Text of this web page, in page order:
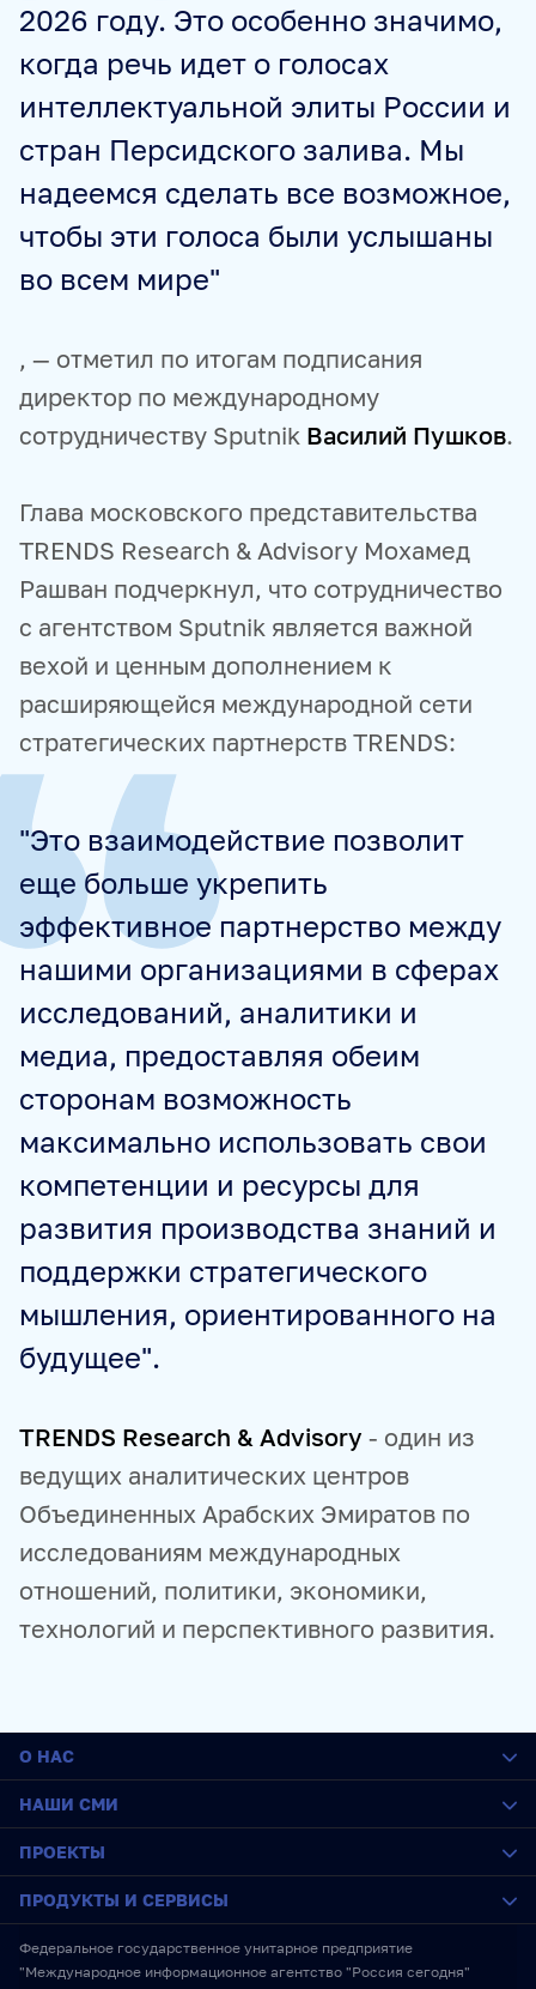
RU ENG 中文
2026 году. Это особенно значимо,
когда речь идет о голосах
интеллектуальной элиты России и
стран Персидского залива. Мы
надеемся сделать все возможное,
чтобы эти голоса были услышаны
во всем мире"
, — отметил по итогам подписания
директор по международному
сотрудничеству Sputnik Василий Пушков.
Глава московского представительства
TRENDS Research & Advisory Мохамед
Рашван подчеркнул, что сотрудничество
с агентством Sputnik является важной
вехой и ценным дополнением к
расширяющейся международной сети
стратегических партнерств TRENDS:
"Это взаимодействие позволит
еще больше укрепить
эффективное партнерство между
нашими организациями в сферах
исследований, аналитики и
медиа, предоставляя обеим
сторонам возможность
максимально использовать свои
компетенции и ресурсы для
развития производства знаний и
поддержки стратегического
мышления, ориентированного на
будущее".
TRENDS Research & Advisory - один из
ведущих аналитических центров
Объединенных Арабских Эмиратов по
исследованиям международных
отношений, политики, экономики,
технологий и перспективного развития.
О НАС
История
Руководство
Стажировка
Новости
Награды
НАШИ СМИ
Sputnik
ИноСМИ
Baltnews
ТОК и КОТ
ПРОЕКТЫ
Конкурс имени Стенина
Пожалуйста, дышите!
Нюрнберг. Начало мира
ПРОДУКТЫ И СЕРВИСЫ
Медиабанк
Реклама и спецпроекты
Федеральное государственное унитарное предприятие
"Международное информационное агентство "Россия сегодня"